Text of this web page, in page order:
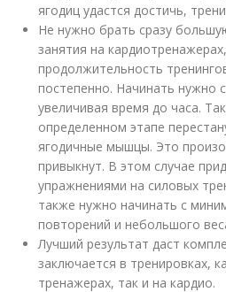
ягодиц удастся достичь,
Не нужно брать сразу
занятия на
продолжительность
постепенно. Начинать нужно
увеличивая время до часа.
определенном этапе
ягодичные мышцы. Это
привыкнут. В этом случае
упражнениями на силовых
также нужно начинать с
повторений и небольшого
Лучший результат даст
заключается в тренировках,
тренажерах, так и на кардио.